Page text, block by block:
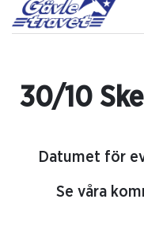
30/10
Datumet för
Se våra